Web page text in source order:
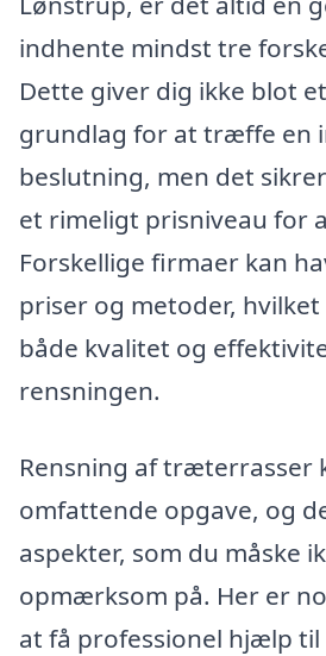
indhente mindst tre
Dette giver dig ikke blot
grundlag for at træffe en
beslutning, men det
et rimeligt prisniveau for
Forskellige firmaer kan
priser og metoder,
både kvalitet og
rensningen.
Rensning af træterrasser
omfattende opgave, og
aspekter, som du måske
opmærksom på. Her er
at få professionel hjælp